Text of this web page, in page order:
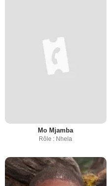
Mo Mjamba
Rôle : Nhela